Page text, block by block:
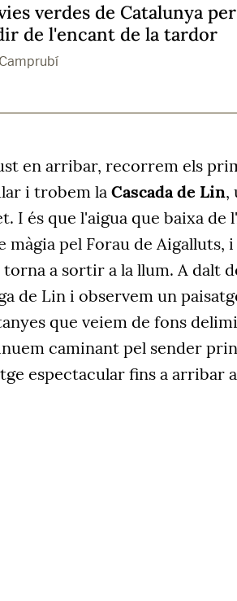
verdes de Catalunya per
de l'encant de la tardor
en arribar, recorrem els
i trobem laCascada de Lin,
I és que l'aigua que baixa
màgia pel Forau de Aigalluts,
torna a sortir a la llum. A dalt
de Lin i observem un
que veiem de fons
caminant pel sender
espectacular fins a arribar